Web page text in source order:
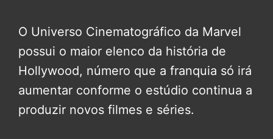
O Universo Cinematográfico da Marvel
possui o maior elenco da história de
Hollywood, número que a franquia só irá
aumentar conforme o estúdio continua a
produzir novos filmes e séries.